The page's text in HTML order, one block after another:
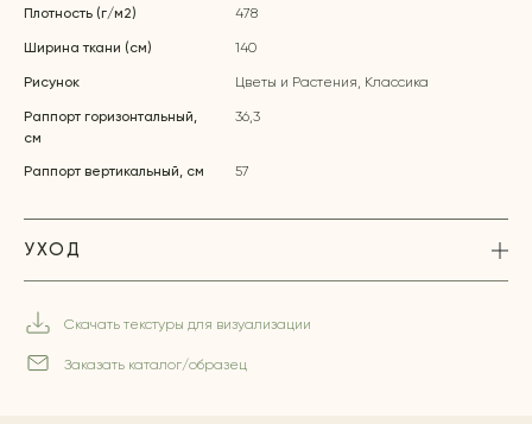
Плотность (г/м2) 478
Ширина ткани (см) 140
Рисунок Цветы и Растения, Классика
Раппорт горизонтальный,
см
36,3
Раппорт вертикальный, см 57
УХОД
Скачать текстуры для визуализации
Заказать каталог/образец